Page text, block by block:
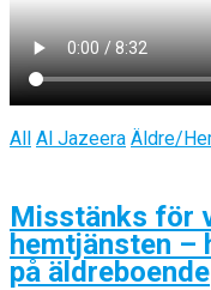
All Al Jazeera Äldre/
Misstänks för
hemtjänsten –
på äldreboende